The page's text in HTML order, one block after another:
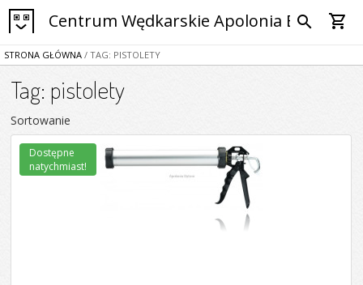
Centrum Wędkarskie Apolonia Bytom
search shopping_cart
STRONA GŁÓWNA / TAG: PISTOLETY
Tag: pistolety
Sortowanie
Dostępne
natychmiast!